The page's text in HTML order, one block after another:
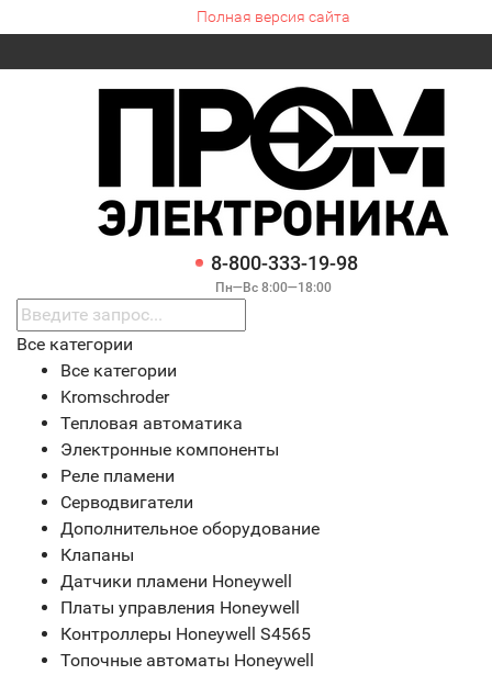
Полная версия сайта
8-800-333-19-98
Пн—Вс 8:00—18:00
Все категории
Все категории
Kromschroder
Тепловая автоматика
Электронные компоненты
Реле пламени
Серводвигатели
Дополнительное оборудование
Клапаны
Датчики пламени Honeywell
Платы управления Honeywell
Контроллеры Honeywell S4565
Топочные автоматы Honeywell